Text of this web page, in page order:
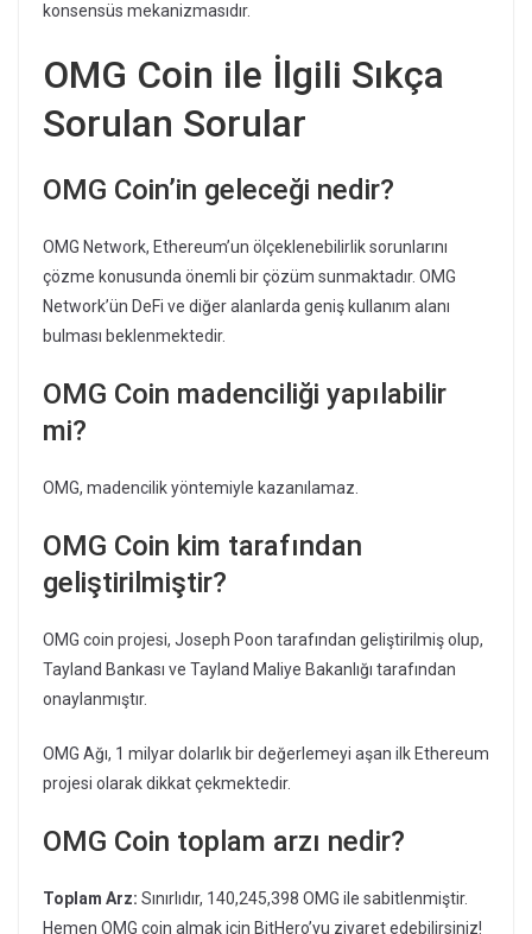
konsensüs mekanizmasıdır.
OMG Coin ile İlgili Sıkça
Sorulan Sorular
OMG Coin’in geleceği nedir?
OMG Network, Ethereum’un ölçeklenebilirlik sorunlarını
çözme konusunda önemli bir çözüm sunmaktadır. OMG
Network’ün DeFi ve diğer alanlarda geniş kullanım alanı
bulması beklenmektedir.
OMG Coin madenciliği yapılabilir
mi?
OMG, madencilik yöntemiyle kazanılamaz.
OMG Coin kim tarafından
geliştirilmiştir?
OMG coin projesi, Joseph Poon tarafından geliştirilmiş olup,
Tayland Bankası ve Tayland Maliye Bakanlığı tarafından
onaylanmıştır.
OMG Ağı, 1 milyar dolarlık bir değerlemeyi aşan ilk Ethereum
projesi olarak dikkat çekmektedir.
OMG Coin toplam arzı nedir?
Toplam Arz: Sınırlıdır, 140,245,398 OMG ile sabitlenmiştir.
Hemen OMG coin almak için BitHero’yu ziyaret edebilirsiniz!